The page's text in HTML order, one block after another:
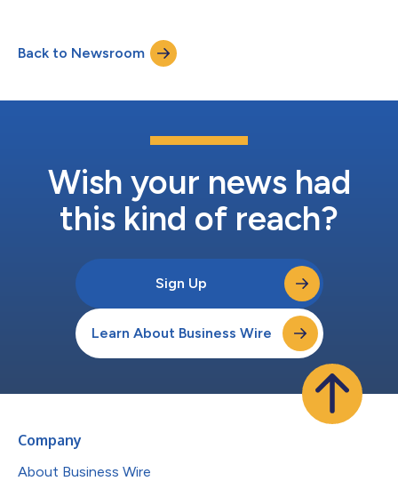
力轉換工程主管Ben Karrer表示：「伊頓在低壓電力轉換和電力電
子解決方案的開發方面有著悠久的歷史，也因此被選為該系統的供
應商。幾十年來，我們一直在向全球農業和軍事應用等領域銷售類
是一個里程碑。」 風冷式電催化劑加熱器控制器是伊頓更廣泛的
造商能夠在下一代車輛中整合48V架構。伊頓的電加熱器電力電子
控制器系列是為功率在2kW至15kW之間的解決方案而開發，其峰
令，提供軟啟動和停止功能以協助維持系統電壓控制，並對加熱器
元件進行診斷回...
Back to Newsroom
Wish your news had
this kind of reach?
Sign Up
Learn About Business Wire
Company
About Business Wire